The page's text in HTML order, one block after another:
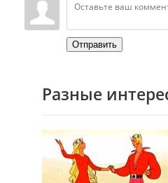
Отправить
Разные